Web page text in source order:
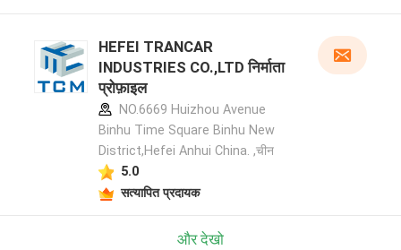
HEFEI TRANCAR
INDUSTRIES CO.,LTD निर्माता
प्रोफ़ाइल
NO.6669 Huizhou Avenue
Binhu Time Square Binhu New
District,Hefei Anhui China. ,चीन
5.0
सत्यापित प्रदायक
और देखो